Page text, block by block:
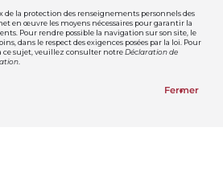
de la protection des renseignements personnels des
en œuvre les moyens nécessaires pour garantir la
Pour rendre possible la navigation sur son site, le
dans le respect des exigences posées par la loi. Pour
ce sujet, veuillez consulter notreDéclaration de
Fermer